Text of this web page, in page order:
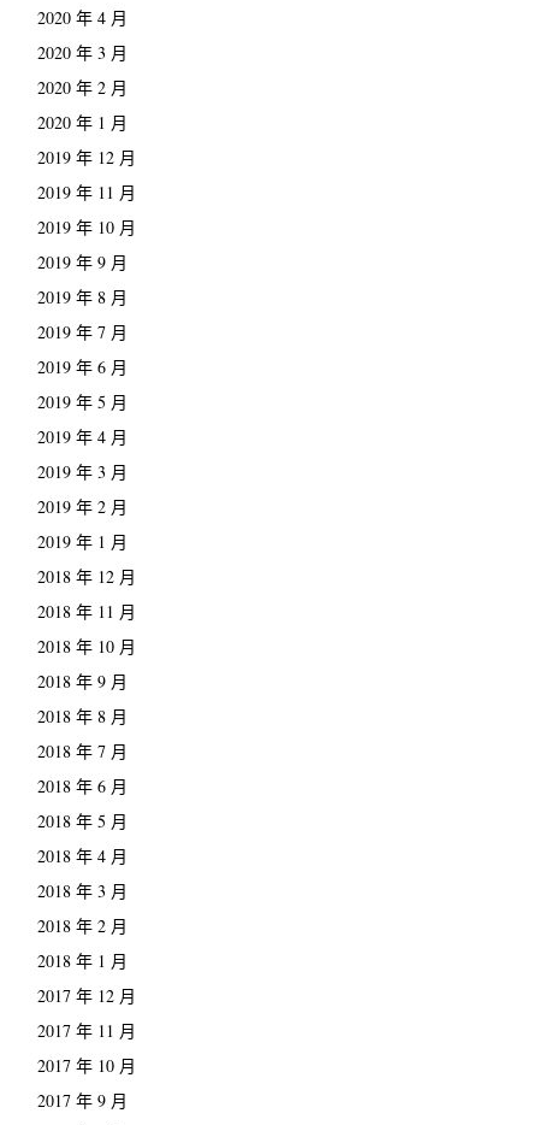
2020 年 4 月
2020 年 3 月
2020 年 2 月
2020 年 1 月
2019 年 12 月
2019 年 11 月
2019 年 10 月
2019 年 9 月
2019 年 8 月
2019 年 7 月
2019 年 6 月
2019 年 5 月
2019 年 4 月
2019 年 3 月
2019 年 2 月
2019 年 1 月
2018 年 12 月
2018 年 11 月
2018 年 10 月
2018 年 9 月
2018 年 8 月
2018 年 7 月
2018 年 6 月
2018 年 5 月
2018 年 4 月
2018 年 3 月
2018 年 2 月
2018 年 1 月
2017 年 12 月
2017 年 11 月
2017 年 10 月
2017 年 9 月